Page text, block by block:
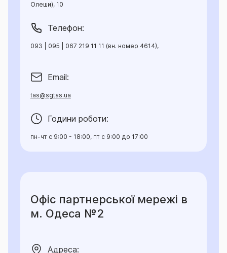
Олеши), 10
Телефон:
093 | 095 | 067 219 11 11 (вн. номер 4614),
Email:
tas@sgtas.ua
Години роботи:
пн-чт с 9:00 - 18:00, пт с 9:00 до 17:00
Офіс партнерської мережі в
м. Одеса №2
Адреса: